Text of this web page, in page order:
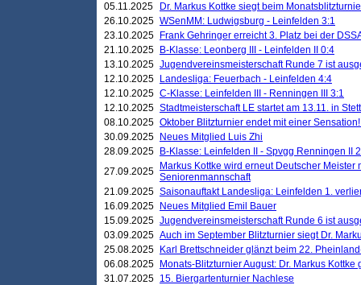
05.11.2025
Dr. Markus Kottke siegt beim
26.10.2025 WSenMM: Ludwigsburg - Leinfelden 3:1
23.10.2025
Frank Gehringer erreicht 3. Platz bei der
21.10.2025
B-Klasse: Leonberg III - Leinfelden II 0:4
13.10.2025 Jugendvereinsmeisterschaft Runde 7 ist
12.10.2025
Landesliga: Feuerbach - Leinfelden 4:4
12.10.2025 C-Klasse: Leinfelden III - Renningen III 3:1
12.10.2025 Stadtmeisterschaft LE startet am 13.11. in
08.10.2025 Oktober Blitzturnier endet mit einer
30.09.2025
Neues Mitglied Luis Zhi
28.09.2025
B-Klasse: Leinfelden II - Spvgg Renningen II
27.09.2025
Markus Kottke wird erneut Deutscher Meister
Seniorenmannschaft
21.09.2025 Saisonauftakt Landesliga: Leinfelden 1.
16.09.2025
Neues Mitglied Emil Bauer
15.09.2025 Jugendvereinsmeisterschaft Runde 6 ist
03.09.2025 Auch im September Blitzturnier siegt Dr.
25.08.2025
Karl Brettschneider glänzt beim 22.
06.08.2025
Monats-Blitzturnier August: Dr. Markus Kottke
31.07.2025 15. Biergartenturnier Nachlese